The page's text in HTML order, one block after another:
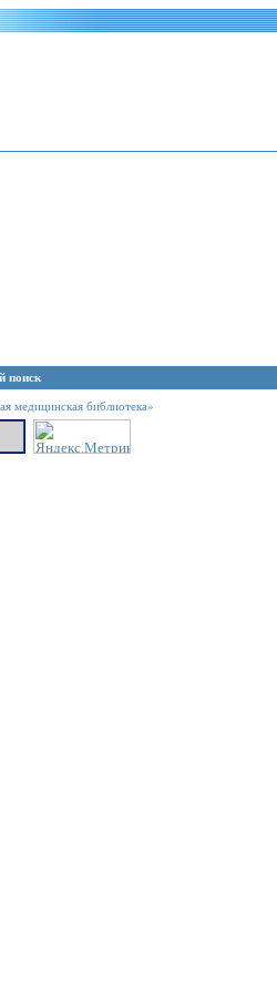
поиск
медицинская библиотека»